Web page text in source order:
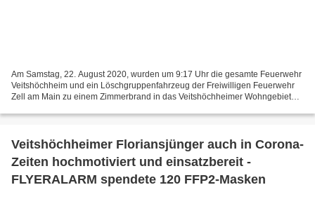
Am Samstag, 22. August 2020, wurden um 9:17 Uhr die gesamte Feuerwehr
Veitshöchheim und ein Löschgruppenfahrzeug der Freiwilligen Feuerwehr
Zell am Main zu einem Zimmerbrand in das Veitshöchheimer Wohngebiet
Veitshöchheimer Floriansjünger auch in Corona-
Zeiten hochmotiviert und einsatzbereit -
FLYERALARM spendete 120 FFP2-Masken